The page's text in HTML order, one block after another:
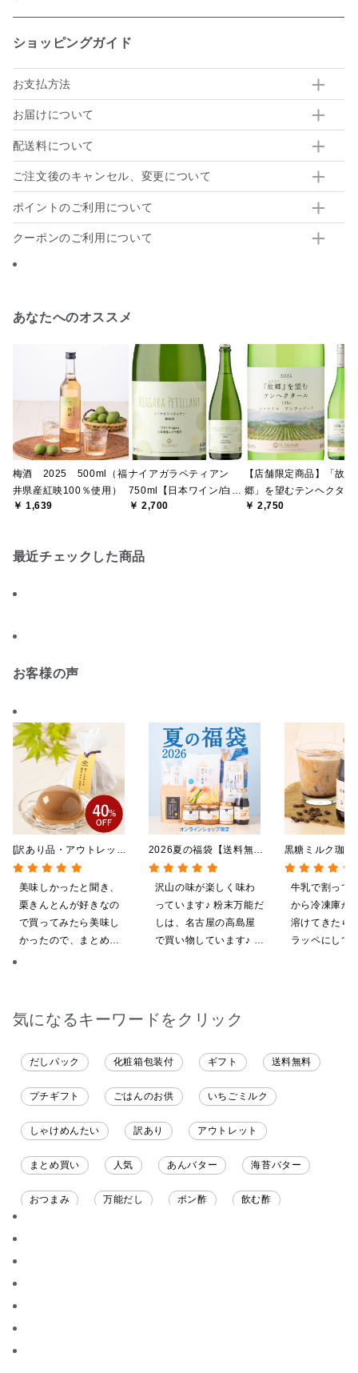
ショッピングガイド
お支払方法
お届けについて
配送料について
ご注文後のキャンセル、変更について
ポイントのご利用について
クーポンのご利用について
あなたへのオススメ
梅酒 2025 500ml（福
井県産紅映100％使用）
￥ 1,639
ナイアガラペティアン
750ml【日本ワイン/白/
スパークリングワイン/微
￥ 2,700
【店舗限定商品】「故
郷」を望むテンヘクター
ル 2024 750ml【日
￥ 2,750
最近チェックした商品
お客様の声
2026夏の福袋【送料無
料】【オンライン限定】
【ポイントキャンペーン実
施中】【のし・ラッピン
グ・化粧箱詰め不可】
沢山の味が楽しく味わ
っています♪ 粉末万能だ
しは、名古屋の高島屋
で買い物しています♪ と
黒糖ミルク珈
275ml （ドリ
希釈タイプ）
牛乳で割って
から冷凍庫か
溶けてきたら
ラッペにして
[訳あり品・アウトレット]
[賞味期限2026年09月09
日]絹ごしなめらか 栗き
んとんゼリー 81g【季節
限定】
美味しかったと聞き、
栗きんとんが好きなの
で買ってみたら美味し
かったので、まとめ買
気になるキーワードをクリック
だしパック 化粧箱包装付 ギフト 送料無料
プチギフト ごはんのお供 いちごミルク
しゃけめんたい 訳あり アウトレット
まとめ買い 人気 あんバター 海苔バター
おつまみ 万能だし ポン酢 飲む酢